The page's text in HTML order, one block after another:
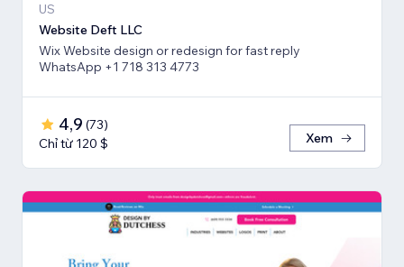
US
Website Deft LLC
Wix Website design or redesign for fast reply
WhatsApp +1 718 313 4773
4,9 (73)
Chỉ từ 120 $
Xem